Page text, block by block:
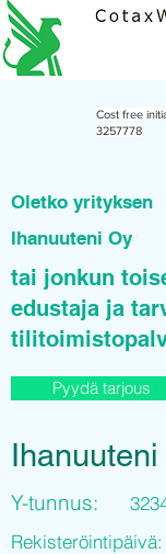
Cost free
3257778
Oletko yrityksen
Ihanuuteni Oy
tai jonkun
edustaja ja
Pyydä tarjous
Ihanuuteni
Y-tunnus:
Rekisteröintipäivä: